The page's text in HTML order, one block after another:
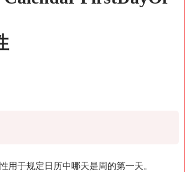
用于规定日历中哪天是周的第一天。